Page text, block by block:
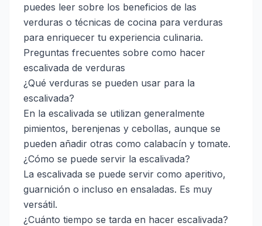
puedes leer sobre los beneficios de las
verduras o técnicas de cocina para verduras
para enriquecer tu experiencia culinaria.
Preguntas frecuentes sobre como hacer
escalivada de verduras
¿Qué verduras se pueden usar para la
escalivada?
En la escalivada se utilizan generalmente
pimientos, berenjenas y cebollas, aunque se
pueden añadir otras como calabacín y tomate.
¿Cómo se puede servir la escalivada?
La escalivada se puede servir como aperitivo,
guarnición o incluso en ensaladas. Es muy
versátil.
¿Cuánto tiempo se tarda en hacer escalivada?